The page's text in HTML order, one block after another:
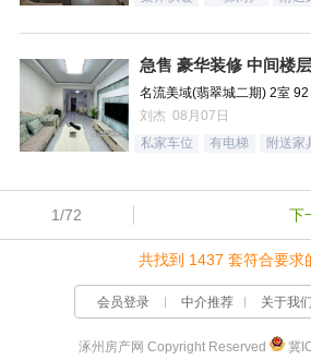
名流美域(翡翠城二期) 2室 92
刘杰 08月07日
私家车位 有电梯 附送家
1/72 下
共找到 1437 套符合要求
会员登录 中介推荐 关于我们
涿州房产网 Copyright Reserved 冀